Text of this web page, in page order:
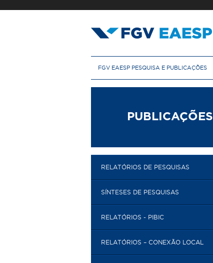
n
c
i
a
FGV EAESP PESQUISA E PUBLICAÇÕES
PUBLICAÇÕES
RELATÓRIOS DE PESQUISAS
SÍNTESES DE PESQUISAS
RELATÓRIOS - PIBIC
RELATÓRIOS – CONEXÃO LOCAL